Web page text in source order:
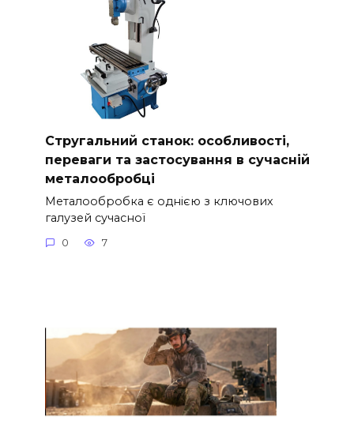
Стругальний станок: особливості,
переваги та застосування в сучасній
металообробці
Металообробка є однією з ключових
галузей сучасної
0 7